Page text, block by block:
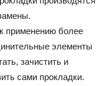
применению более
элементы
зачистить и
сами прокладки.